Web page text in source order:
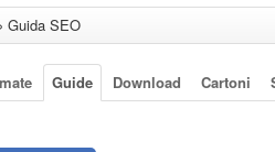
Guida SEO
Guide Download Cartoni